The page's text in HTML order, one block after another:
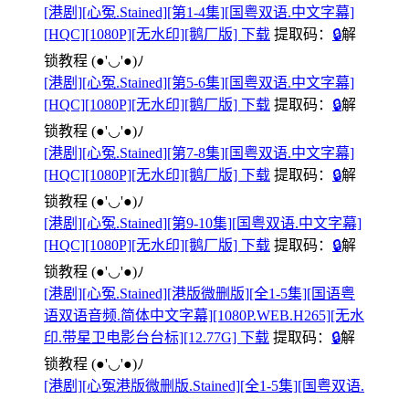
[港剧][心冤.Stained][第1-4集][国粤双语.中文字幕]
[HQC][1080P][无水印][鹅厂版] 下载 提取码： 🔒解
锁教程 (●'◡'●)ﾉ
[港剧][心冤.Stained][第5-6集][国粤双语.中文字幕]
[HQC][1080P][无水印][鹅厂版] 下载 提取码： 🔒解
锁教程 (●'◡'●)ﾉ
[港剧][心冤.Stained][第7-8集][国粤双语.中文字幕]
[HQC][1080P][无水印][鹅厂版] 下载 提取码： 🔒解
锁教程 (●'◡'●)ﾉ
[港剧][心冤.Stained][第9-10集][国粤双语.中文字幕]
[HQC][1080P][无水印][鹅厂版] 下载 提取码： 🔒解
锁教程 (●'◡'●)ﾉ
[港剧][心冤.Stained][港版微删版][全1-5集][国语粤
语双语音频.简体中文字幕][1080P.WEB.H265][无水
印.带星卫电影台台标][12.77G] 下载 提取码： 🔒解
锁教程 (●'◡'●)ﾉ
[港剧][心冤港版微删版.Stained][全1-5集][国粤双语.